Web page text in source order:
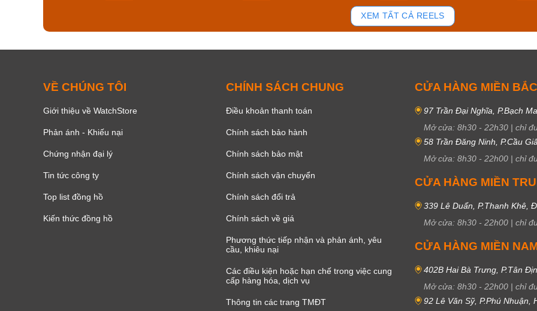
42
XEM TẤT CẢ REELS
VỀ CHÚNG TÔI
Giới thiệu về WatchStore
Phản ánh - Khiếu nại
Chứng nhận đại lý
Tin tức công ty
Top list đồng hồ
Kiến thức đồng hồ
CHÍNH SÁCH CHUNG
Điều khoản thanh toán
Chính sách bảo hành
Chính sách bảo mật
Chính sách vận chuyển
Chính sách đổi trả
Chính sách về giá
Phương thức tiếp nhận và phản ánh, yêu
cầu, khiêu nại
Các điều kiện hoặc hạn chế trong việc cung
cấp hàng hóa, dịch vụ
Thông tin các trang TMĐT
CỬA HÀNG MIỀN BẮC
97 Trần Đại Nghĩa, P.Bạch
Mở cửa: 8h30 - 22h30 | chỉ
58 Trần Đăng Ninh, P.Cầu
Mở cửa: 8h30 - 22h00 | chỉ
CỬA HÀNG MIỀN
339 Lê Duẩn, P.Thanh Khê,
Mở cửa: 8h30 - 22h00 | chỉ
CỬA HÀNG MIỀN
402B Hai Bà Trưng, P.Tân
Mở cửa: 8h30 - 22h00 | chỉ
92 Lê Văn Sỹ, P.Phú Nhuận,